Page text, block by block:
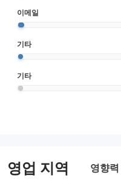
이메일
기타
기타
영업 지역 영향력